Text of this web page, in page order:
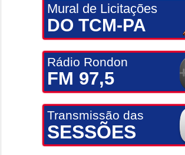
Mural de Licitações
DO TCM-PA
Rádio Rondon
FM 97,5
Transmissão das
SESSÕES